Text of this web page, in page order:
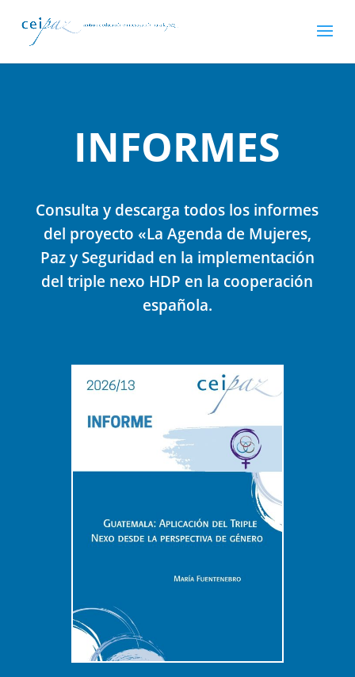
INFORMES
Consulta y descarga todos los informes
del proyecto «La Agenda de Mujeres,
Paz y Seguridad en la implementación
del triple nexo HDP en la cooperación
española.